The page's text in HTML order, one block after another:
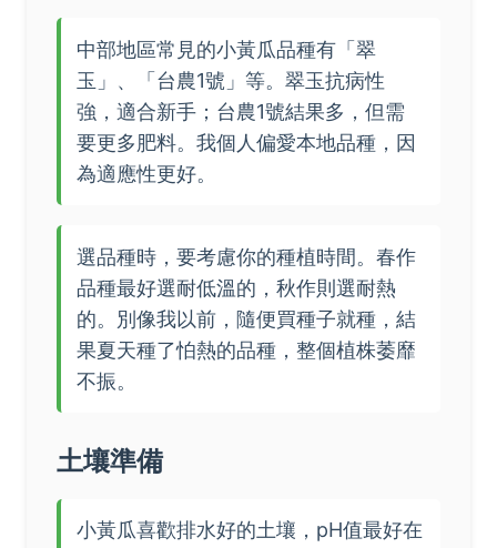
中部地區常見的小黃瓜品種有「翠
玉」、「台農1號」等。翠玉抗病性
強，適合新手；台農1號結果多，但需
要更多肥料。我個人偏愛本地品種，因
為適應性更好。
選品種時，要考慮你的種植時間。春作
品種最好選耐低溫的，秋作則選耐熱
的。別像我以前，隨便買種子就種，結
果夏天種了怕熱的品種，整個植株萎靡
不振。
土壤準備
小黃瓜喜歡排水好的土壤，pH值最好在